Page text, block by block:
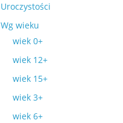
Uroczystości
Wg wieku
wiek 0+
wiek 12+
wiek 15+
wiek 3+
wiek 6+